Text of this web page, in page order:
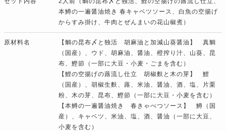
本鱒の一遍醤油焼き 春キャベツソース、白魚の空揚げ
からすみ掛け、牛肉とぜんまいの花山椒煮）
原材料名
【鯛の昆布〆と独活 胡麻油と加減山葵醤油】 真鯛
（国産）、ウド、胡麻油、醤油、橙搾り汁、山葵、昆
布、鰹節（一部に大豆・小麦・ごまを含む）
【鯉の空揚げの蕗流し仕立 胡椒麩と木の芽】 鯉
（国産）、胡椒生麩、蕗、米油、醤油、酒、塩、片栗
粉、木の芽、昆布、鰹節（一部に大豆・小麦を含む）
【本鱒の一遍醤油焼き 春きゃべつソース】 鱒（国
産）、キャベツ、米油、塩、酒、醤油（一部に大豆、
小麦を含む）